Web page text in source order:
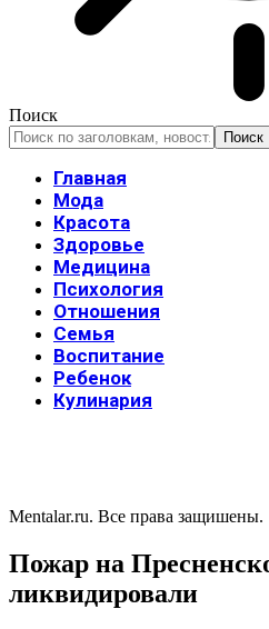
Поиск
Главная
Мода
Красота
Здоровье
Медицина
Психология
Отношения
Семья
Воспитание
Ребенок
Кулинария
Mentalar.ru. Все права защишены.
Пожар на
ликвидировали